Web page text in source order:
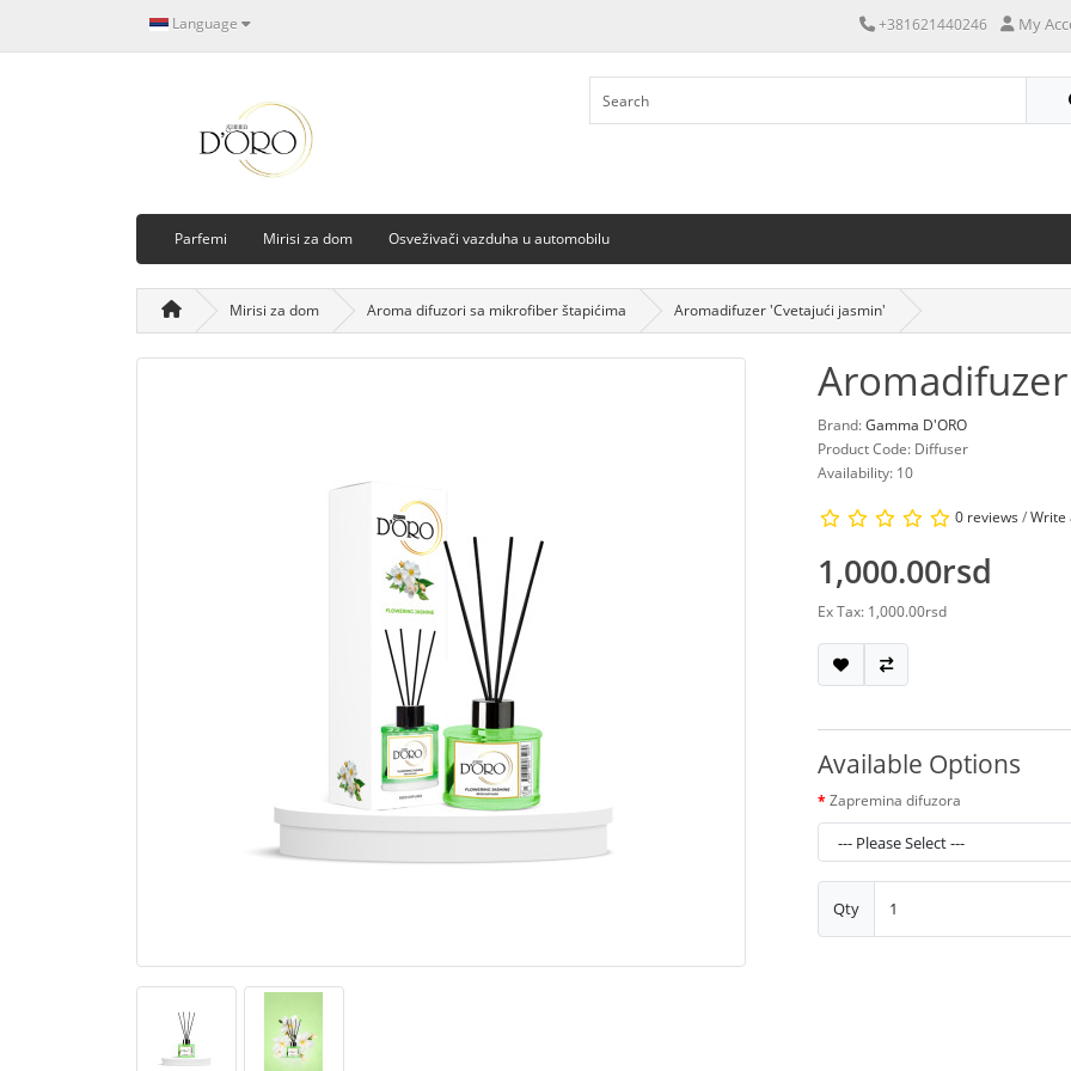
Language +381621440246 My
Parfemi Mirisi za dom Osveživači vazduha u automobilu
Mirisi za dom Aroma difuzori sa mikrofiber štapićima Aromadifuzer 'Cvetajući jasmin'
Brand:Gamma D'ORO
Product Code: Diffuser
Availability: 10
0 reviews /Write
1,000.00rsd
Ex Tax: 1,000.00rsd
Available Options
Zapremina difuzora
Qty